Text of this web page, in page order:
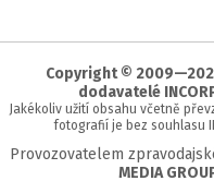
Copyright © 2009—2026
dodavatelé
Jakékoliv užití obsahu včetně
fotografií je bez souhlasu
Provozovatelem
MEDIA